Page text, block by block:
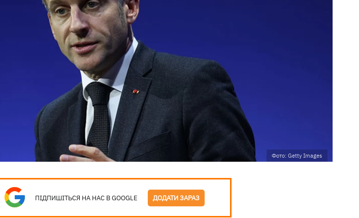
Фото: Getty Images
ПІДПИШІТЬСЯ НА НАС В GOOGLE ДОДАТИ ЗАРАЗ